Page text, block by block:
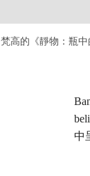
梵高的《靜物：瓶中
中